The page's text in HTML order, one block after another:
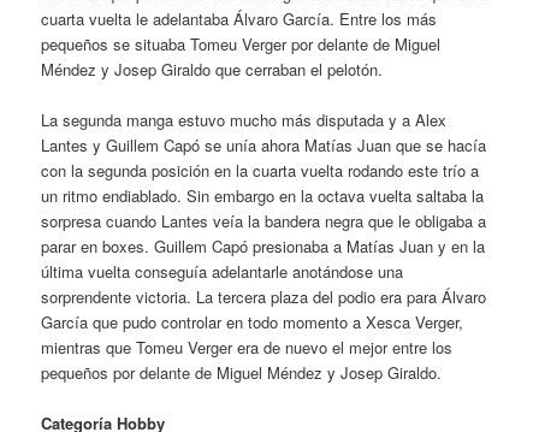
cuarta vuelta le adelantaba Álvaro García. Entre los más
pequeños se situaba Tomeu Verger por delante de Miguel
Méndez y Josep Giraldo que cerraban el pelotón.
La segunda manga estuvo mucho más disputada y a Alex
Lantes y Guillem Capó se unía ahora Matías Juan que se hacía
con la segunda posición en la cuarta vuelta rodando este trío a
un ritmo endiablado. Sin embargo en la octava vuelta saltaba la
sorpresa cuando Lantes veía la bandera negra que le obligaba a
parar en boxes. Guillem Capó presionaba a Matías Juan y en la
última vuelta conseguía adelantarle anotándose una
sorprendente victoria. La tercera plaza del podio era para Álvaro
García que pudo controlar en todo momento a Xesca Verger,
mientras que Tomeu Verger era de nuevo el mejor entre los
pequeños por delante de Miguel Méndez y Josep Giraldo.
Categoría Hobby